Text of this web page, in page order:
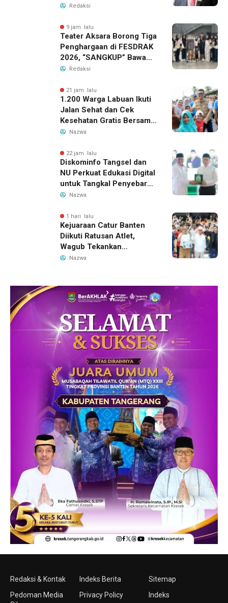
Redaksi
9 jam lalu
Teater Aksara Borong Tiga
Penghargaan di FESDRAK
2026, “SANGKUP” Bawa
Pulang Juara 2 Grup
Redaksi
21 jam lalu
1.200 Warga Labuan Ikuti
Jalan Sehat dan Cek
Kesehatan Gratis Bersama
Gubernur Banten
Nazwa
22 jam lalu
Diskominfo Tangsel dan
NU Perkuat Edukasi Digital
untuk Tangkal Penyebaran
Hoaks
Nazwa
1 hari lalu
Kejuaraan Catur Banten
Diikuti Ratusan Atlet,
Wagub Tekankan
Pembinaan Dini
Nazwa
Redaksi & Kontak
Pedoman Media
Indeks Berita
Privacy Policy
Sitemap
Indeks